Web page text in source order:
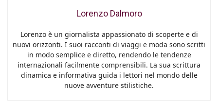
Lorenzo Dalmoro
Lorenzo è un giornalista appassionato di scoperte e di
nuovi orizzonti. I suoi racconti di viaggi e moda sono scritti
in modo semplice e diretto, rendendo le tendenze
internazionali facilmente comprensibili. La sua scrittura
dinamica e informativa guida i lettori nel mondo delle
nuove avventure stilistiche.